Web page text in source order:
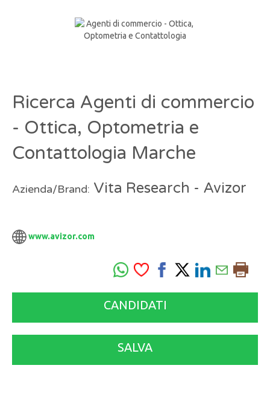
Ricerca Agenti di commercio
- Ottica, Optometria e
Contattologia Marche
Azienda/Brand: Vita Research - Avizor
www.avizor.com
CANDIDATI
SALVA